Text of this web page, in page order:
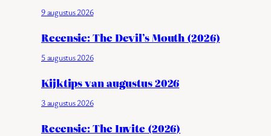
9 augustus 2026
Recensie: The Devil’s Mouth (2026)
5 augustus 2026
Kijktips van augustus 2026
3 augustus 2026
Recensie: The Invite (2026)